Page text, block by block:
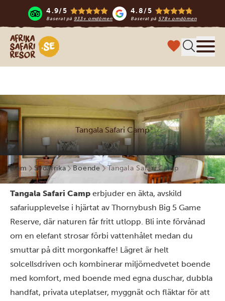
4.9/5
Baserat på 933+ omdömen
4.8/5
Baserat på 578+ omdömen
Safari-resor i Afrika
Tangala Safari Camp
Hem Sydafrika Boende Tangala Safari Camp
Tangala Safari Camp erbjuder en äkta, avskild
safariupplevelse i hjärtat av Thornybush Big 5 Game
Reserve, där naturen får fritt utlopp. Bli inte förvånad
om en elefant strosar förbi vattenhålet medan du
smuttar på ditt morgonkaffe! Lägret är helt
solcellsdriven och kombinerar miljömedvetet boende
med komfort, med boende med egna duschar, dubbla
handfat, privata uteplatser, myggnät och fläktar för att